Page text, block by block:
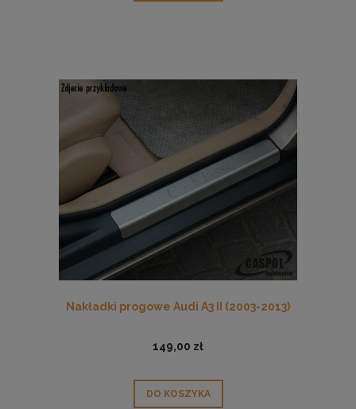
Nakładki progowe Audi A3 II (2003-2013)
149,00 zł
DO KOSZYKA